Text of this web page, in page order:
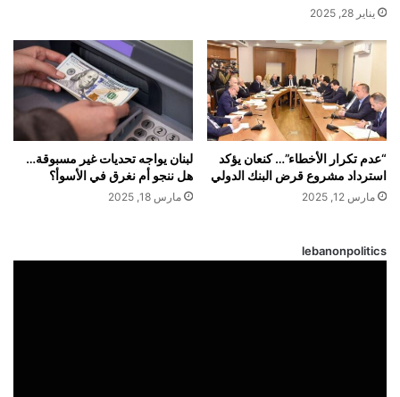
يناير 28, 2025
“عدم تكرار الأخطاء”… كنعان يؤكد
استرداد مشروع قرض البنك الدولي
مارس 12, 2025
لبنان يواجه تحديات غير مسبوقة…
هل ننجو أم نغرق في الأسوأ؟
مارس 18, 2025
lebanonpolitics